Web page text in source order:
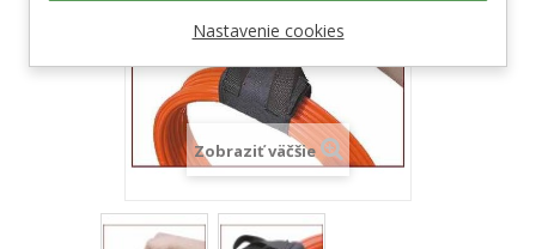
Zobraziť väčšie
Nastavenie cookies